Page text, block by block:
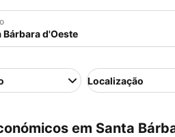
Localização
em Santa